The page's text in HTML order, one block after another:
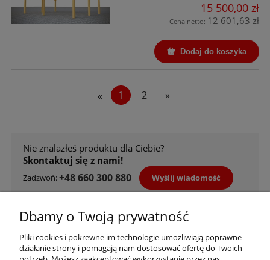
15 500,00 zł
Cena netto: 12 601,63 zł
Dodaj do koszyka
« 1 2 »
Nie znalazłeś produktu dla Ciebie?
Skontaktuj się z nami!
Zadzwoń:+48 660 300 880 Wyślij wiadomość
Skorzystaj z wygodnych metod płatności
Dbamy o Twoją prywatność
Pliki cookies i pokrewne im technologie umożliwiają poprawne
działanie strony i pomagają nam dostosować ofertę do Twoich